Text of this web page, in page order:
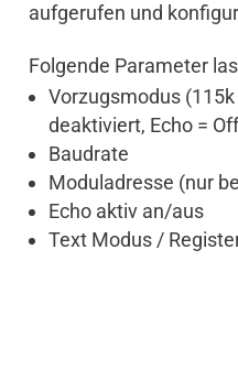
aufgerufen und
Folgende Parameter
Vorzugsmodus
deaktiviert, Echo =
Baudrate
Moduladresse (nur
Echo aktiv an/aus
Text Modus /